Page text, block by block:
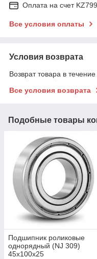
Оплата на счет
Все условия оплаты
Условия возврата
Возврат товара в
Все условия возврата
Подобные товары
Подшипник роликовые
однорядный (NJ 309)
45x100x25